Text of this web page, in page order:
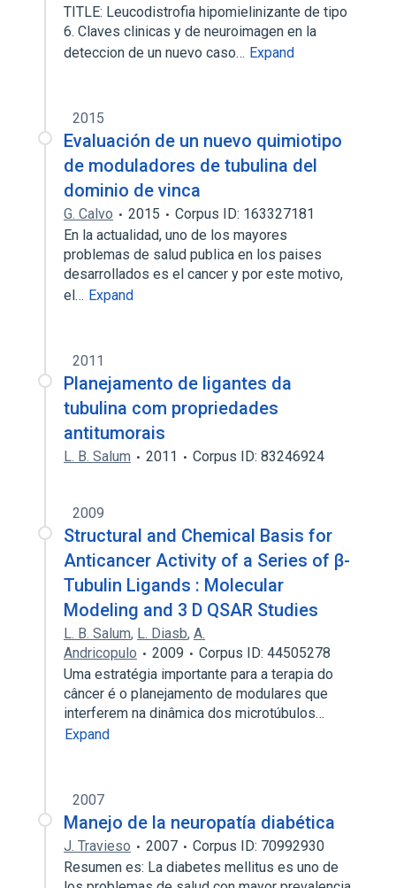
TITLE: Leucodistrofia hipomielinizante de tipo
6. Claves clinicas y de neuroimagen en la
deteccion de un nuevo caso… Expand
2015
Evaluación de un nuevo quimiotipo
de moduladores de tubulina del
dominio de vinca
G. Calvo 2015
Corpus ID: 163327181
En la actualidad, uno de los mayores
problemas de salud publica en los paises
desarrollados es el cancer y por este motivo,
el… Expand
2011
Planejamento de ligantes da
tubulina com propriedades
antitumorais
L. B. Salum 2011 Corpus ID: 83246924
2009
Structural and Chemical Basis for
Anticancer Activity of a Series of β-
Tubulin Ligands : Molecular
Modeling and 3 D QSAR Studies
L. B. Salum, L. Diasb, A.
Andricopulo
2009
Corpus ID: 44505278
Uma estratégia importante para a terapia do
câncer é o planejamento de modulares que
interferem na dinâmica dos microtúbulos…
Expand
2007
Manejo de la neuropatía diabética
J. Travieso 2007
Corpus ID: 70992930
Resumen es: La diabetes mellitus es uno de